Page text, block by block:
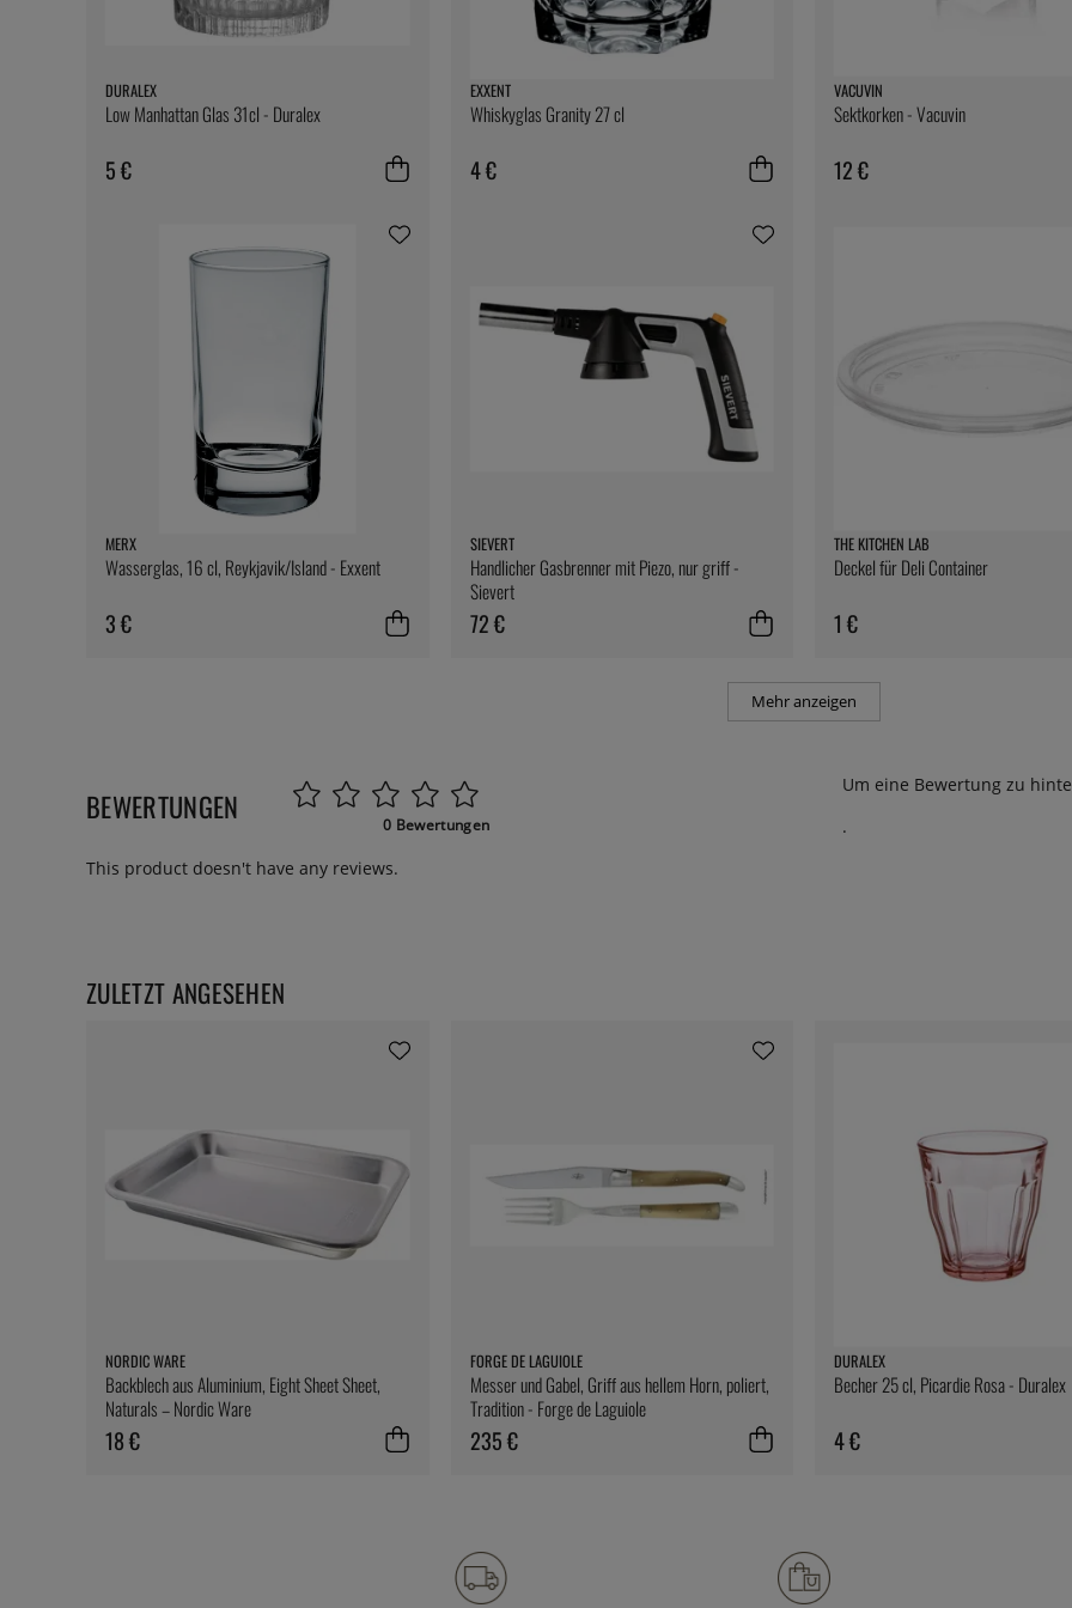
DURALEX
Low Manhattan Glas 31cl - Duralex
5 €
EXXENT
Whiskyglas Granity 27 cl
4 €
VACUVIN
Sektkorken - Vacuvin
12 €
MERX
Wasserglas, 16 cl, Reykjavik/Island - Exxent
3 €
SIEVERT
Handlicher Gasbrenner mit Piezo, nur griff -
Sievert
72 €
THE KITCHEN LAB
Deckel für Deli Container
1 €
Mehr anzeigen
BEWERTUNGEN 0 Bewertungen
Um eine Bewertung zu
.
This product doesn't have any reviews.
ZULETZT ANGESEHEN
NORDIC WARE
Backblech aus Aluminium, Eight Sheet Sheet,
Naturals – Nordic Ware
18 €
FORGE DE LAGUIOLE
Messer und Gabel, Griff aus hellem Horn, poliert,
Tradition - Forge de Laguiole
235 €
DURALEX
Becher 25 cl, Picardie Rosa - Duralex
4 €